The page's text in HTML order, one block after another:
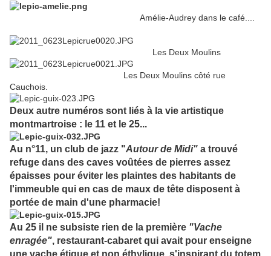
Amélie-Audrey dans le café....
Les Deux Moulins
Les Deux Moulins côté rue
Cauchois.
Deux autre numéros sont liés à la vie artistique
montmartroise : le 11 et le 25...
Au n°11, un club de jazz "Autour de Midi" a trouvé
refuge dans des caves voûtées de pierres assez
épaisses pour éviter les plaintes des habitants de
l'immeuble qui en cas de maux de tête disposent à
portée de main d'une pharmacie!
Au 25 il ne subsiste rien de la première "Vache
enragée", restaurant-cabaret qui avait pour enseigne